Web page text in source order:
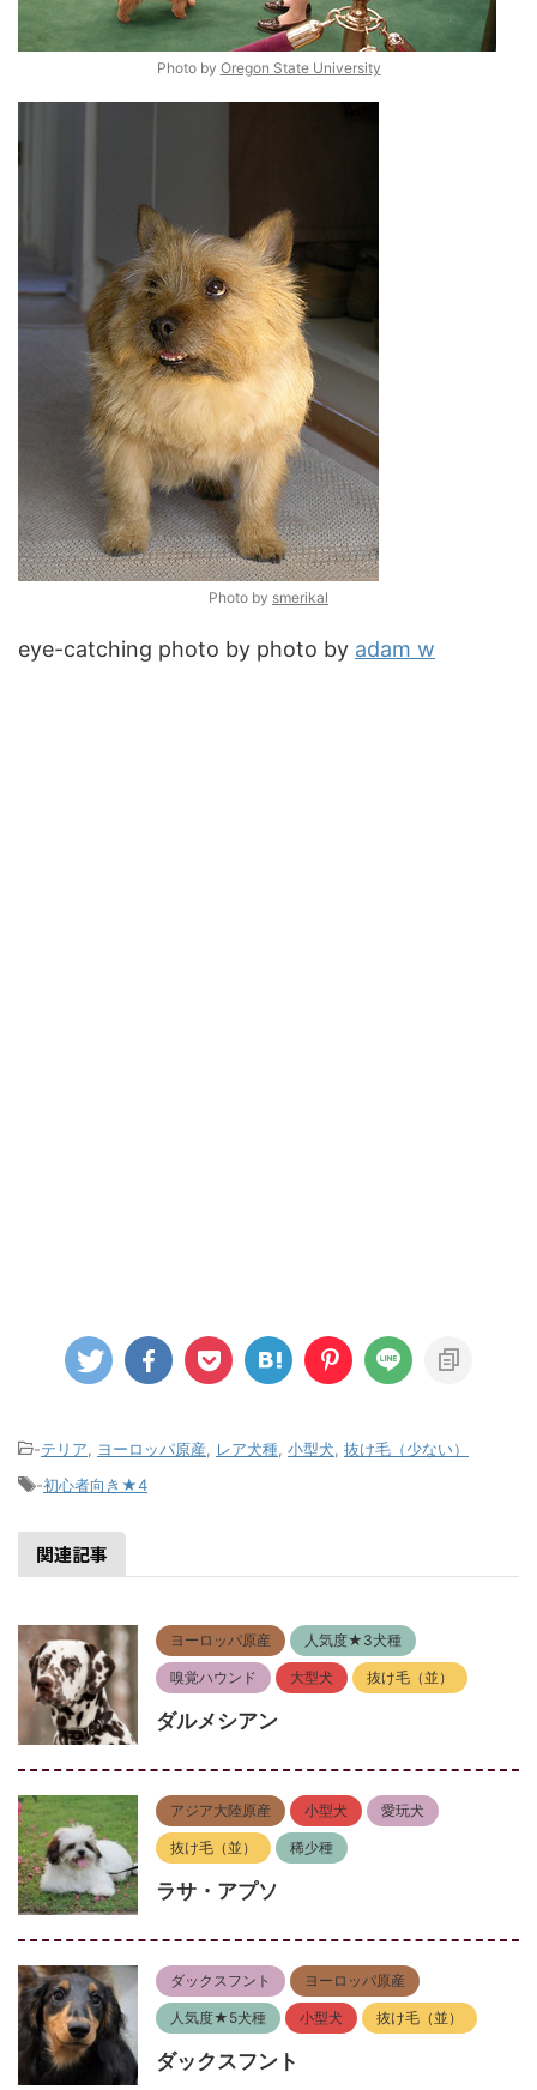
Photo by Oregon State University
Photo by smerikal
eye-catching photo by photo by adam w
-テリア ヨーロッパ原産 レア犬種 小型犬 抜け毛（少ない）
-初心者向き★4
関連記事
ヨーロッパ原産 人気度★3犬種
嗅覚ハウンド 大型犬 抜け毛（並）
ダルメシアン
アジア大陸原産 小型犬 愛玩犬
抜け毛（並） 稀少種
ラサ・アプソ
ダックスフント ヨーロッパ原産
人気度★5犬種 小型犬 抜け毛（並）
ダックスフント